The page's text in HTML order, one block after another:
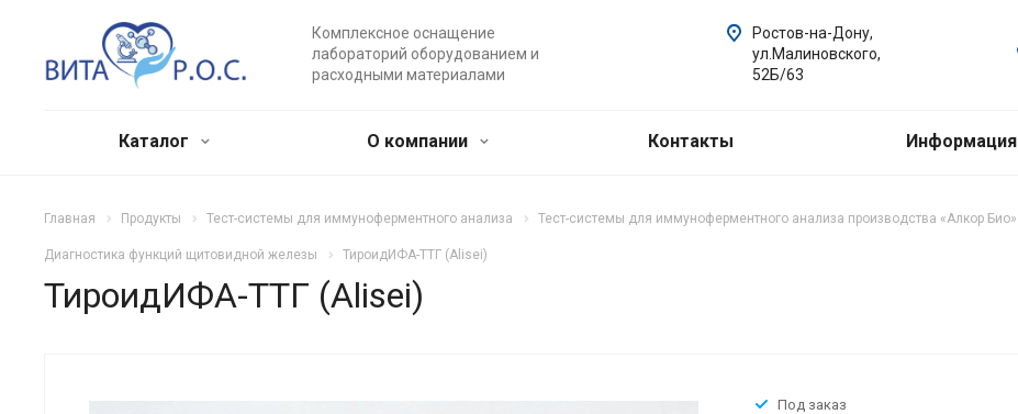
Комплексное оснащение
лабораторий оборудованием и
расходными материалами
Ростов-на-Дону,
ул.Малиновского,
52Б/63
Каталог О компании Контакты Информация
Главная Продукты Тест-системы для иммуноферментного анализа Тест-системы для иммуноферментного анализа производства «Алкор Био»
Диагностика функций щитовидной железы ТироидИФА-ТТГ (Alisei)
ТироидИФА-ТТГ (Alisei)
Под заказ